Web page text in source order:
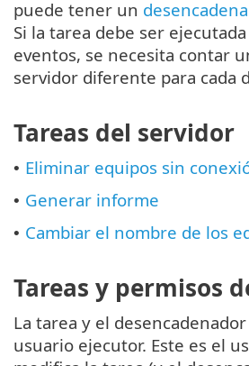
puede tener un
Si la tarea debe ser
eventos, se necesita contar
servidor diferente para cada
Tareas del servidor
• Eliminar equipos sin
• Generar informe
• Cambiar el nombre de los
Tareas y permisos
La tarea y el
usuario ejecutor. Este es el